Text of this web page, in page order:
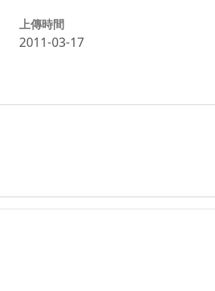
上傳時間
2011-03-17